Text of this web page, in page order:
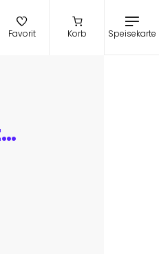
Favorit Korb Speisekarte
Traditional narrow streets with floral decoration in Greece. Skopelos island